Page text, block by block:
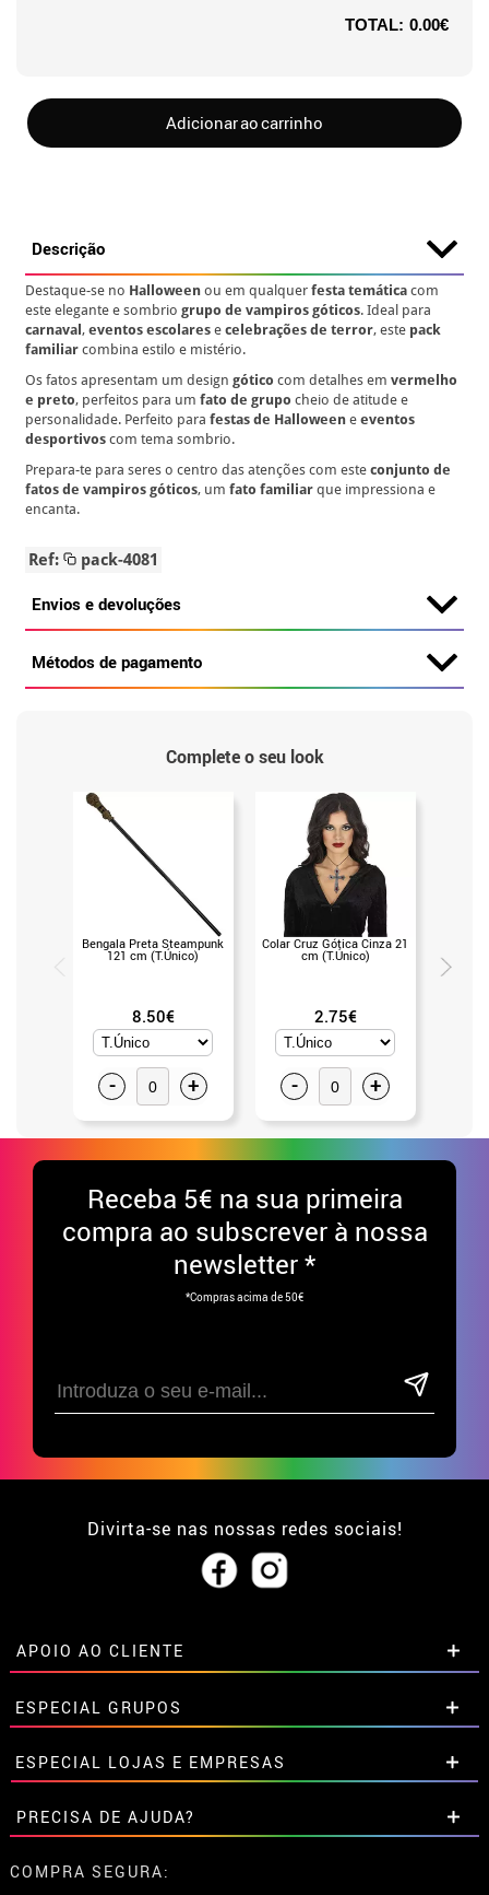
TOTAL: 0.00€
Adicionar ao carrinho
Descrição
Destaque-se no Halloween ou em qualquerfesta temática com
este elegante e sombriogrupo de vampiros góticos. Ideal para
carnaval,eventos escolares ecelebrações de terror, este pack
familiar combina estilo e mistério.
Os fatos apresentam um designgótico com detalhes emvermelho
e preto, perfeitos para umfato de grupo cheio de atitude e
personalidade. Perfeito parafestas de Halloween eeventos
desportivos com tema sombrio.
Prepara-te para seres o centro das atenções com esteconjunto de
fatos de vampiros góticos, umfato familiar que impressiona e
encanta.
Ref: pack-4081
Envios e devoluções
Métodos de pagamento
Complete o seu look
Bengala Preta Steampunk
121 cm (T.Único)
8.50€
- +
Colar Cruz Gótica Cinza 21
cm (T.Único)
2.75€
- +
de
Receba 5€ na sua primeira
compra ao subscrever à nossa
newsletter *
*Compras acima de 50€
Divirta-se nas nossas redes sociais!
APOIO AO CLIENTE
• Sobre nós
• Condições de venda
• Aviso legal ePrivacidade
• Atendimento ao cliente
• Utilização de cookies
•Configuração de cookies
ESPECIAL GRUPOS
Descontos especiais para grupos.
Entre em contato connosco aqui
ESPECIAL LOJAS E EMPRESAS
Descontos especiais para grupos.
Entre em contato connosco aqui
PRECISA DE AJUDA?
Ainda não colocei a minha ordem
COMPRA SEGURA: